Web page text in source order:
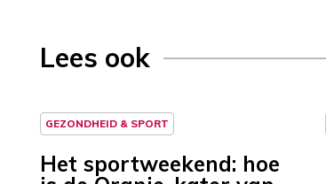
Lees ook
GEZONDHEID & SPORT
Het sportweekend: hoe